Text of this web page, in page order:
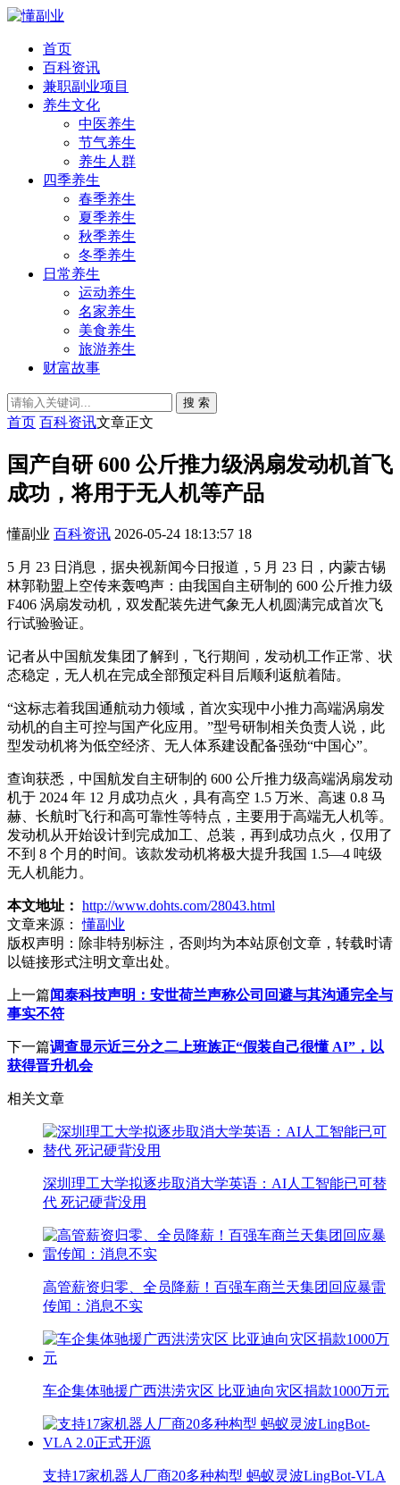
首页
百科资讯
兼职副业项目
养生文化
中医养生
节气养生
养生人群
四季养生
春季养生
夏季养生
秋季养生
冬季养生
日常养生
运动养生
名家养生
美食养生
旅游养生
财富故事
搜 索
首页 百科资讯文章正文
国产自研 600 公斤推力级涡扇发动机首飞
成功，将用于无人机等产品
懂副业 百科资讯 2026-05-24 18:13:57 18
5 月 23 日消息，据央视新闻今日报道，5 月 23 日，内蒙古锡
林郭勒盟上空传来轰鸣声：由我国自主研制的 600 公斤推力级
F406 涡扇发动机，双发配装先进气象无人机圆满完成首次飞
行试验验证。
记者从中国航发集团了解到，飞行期间，发动机工作正常、状
态稳定，无人机在完成全部预定科目后顺利返航着陆。
“这标志着我国通航动力领域，首次实现中小推力高端涡扇发
动机的自主可控与国产化应用。”型号研制相关负责人说，此
型发动机将为低空经济、无人体系建设配备强劲“中国心”。
查询获悉，中国航发自主研制的 600 公斤推力级高端涡扇发动
机于 2024 年 12 月成功点火，具有高空 1.5 万米、高速 0.8 马
赫、长航时飞行和高可靠性等特点，主要用于高端无人机等。
发动机从开始设计到完成加工、总装，再到成功点火，仅用了
不到 8 个月的时间。该款发动机将极大提升我国 1.5—4 吨级
无人机能力。
本文地址： http://www.dohts.com/28043.html
文章来源：
懂副业
版权声明： 除非特别标注，否则均为本站原创文章，转载时请
以链接形式注明文章出处。
上一篇闻泰科技声明：安世荷兰声称公司回避与其沟通完全与
事实不符
下一篇调查显示近三分之二上班族正“假装自己很懂 AI”，以
获得晋升机会
相关文章
深圳理工大学拟逐步取消大学英语：AI人工智能已可替
代 死记硬背没用
高管薪资归零、全员降薪！百强车商兰天集团回应暴雷
传闻：消息不实
车企集体驰援广西洪涝灾区 比亚迪向灾区捐款1000万元
支持17家机器人厂商20多种构型 蚂蚁灵波LingBot-VLA